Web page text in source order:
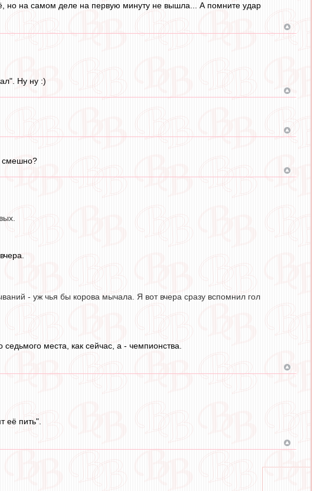
но на самом деле на первую минуту не вышла... А помните удар
Ну ну :)
смешно?
- уж чья бы корова мычала. Я вот вчера сразу вспомнил гол
места, как сейчас, а - чемпионства.
её пить".